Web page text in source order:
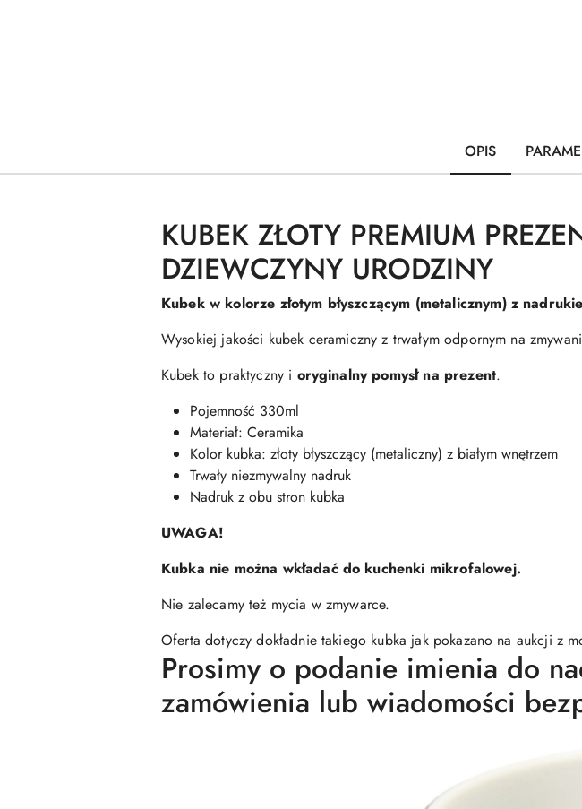
OPIS
KUBEK ZŁOTY PREMIUM
DZIEWCZYNY URODZINY
Kubek w kolorze złotym błyszczącym (metalicznym) z
Wysokiej jakości kubek ceramiczny z trwałym odpornym na
Kubek to praktyczny i oryginalny pomysł na prezent.
Pojemność 330ml
Materiał: Ceramika
Kolor kubka: złoty błyszczący (metaliczny) z białym wnętrzem
Trwały niezmywalny nadruk
Nadruk z obu stron kubka
UWAGA!
Kubka nie można wkładać do kuchenki mikrofalowej.
Nie zalecamy też mycia w zmywarce.
Oferta dotyczy dokładnie takiego kubka jak pokazano na aukcji z
Prosimy o podanie imienia do
zamówienia lub wiadomości